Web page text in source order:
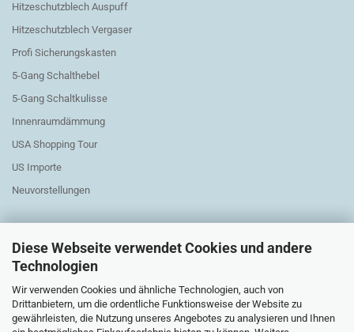
Diese Webseite verwendet Cookies und andere
Technologien
Wir verwenden Cookies und ähnliche Technologien, auch von
Drittanbietern, um die ordentliche Funktionsweise der Website zu
gewährleisten, die Nutzung unseres Angebotes zu analysieren und Ihnen
Hitzeschutzblech Auspuff
Hitzeschutzblech Vergaser
Profi Sicherungskasten
5-Gang Schalthebel
5-Gang Schaltkulisse
Innenraumdämmung
USA Shopping Tour
US Importe
Neuvorstellungen
Austauschteile Elektrik